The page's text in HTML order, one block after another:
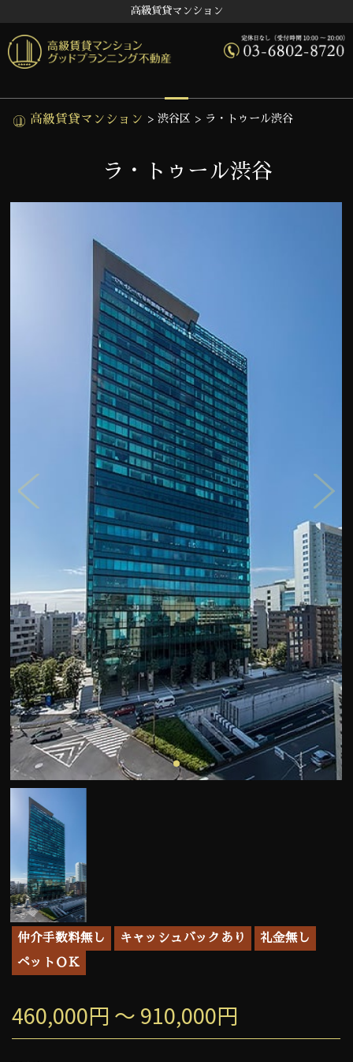
高級賃貸マンション
高級賃貸マンション > 渋谷区 > ラ・トゥール渋谷
ラ・トゥール渋谷
仲介手数料無し キャッシュバックあり
礼金無し
ペットＯＫ
460,000円 ～ 910,000円